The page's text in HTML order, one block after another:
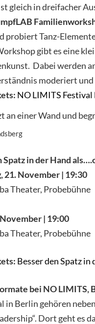
gleich in dreifacher
probiert Tanz-
gibt es eine
Dabei werden
moderiert
NO LIMITS Festival
Spatz in der Hand
21. November | 19:30
Theater, Probebühne
| 19:00
Theater, Probebühne
Besser den Spatz
bei NO LIMITS,
in Berlin gehören
Dort geht es